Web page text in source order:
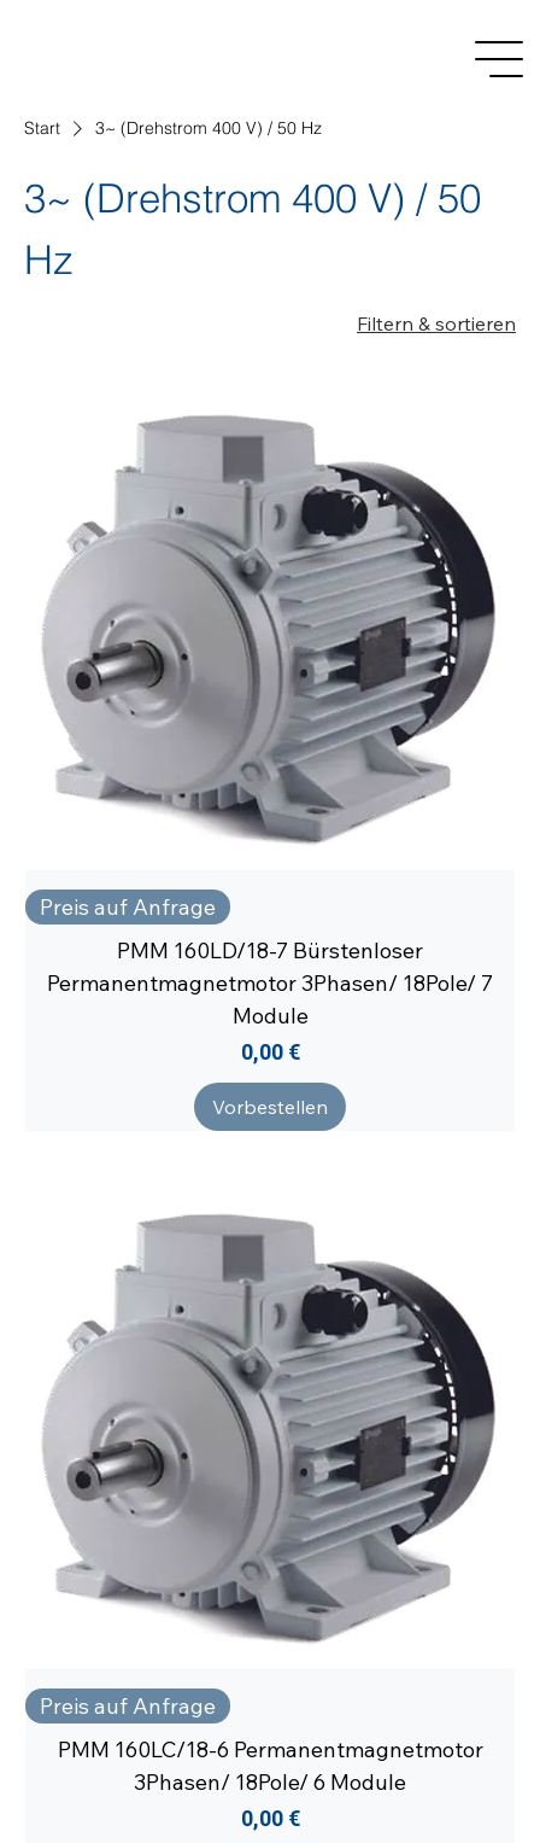
Start 3~ (Drehstrom 400 V) / 50 Hz
3~ (Drehstrom 400 V) / 50
Hz
Filtern & sortieren
Preis auf Anfrage
PMM 160LD/18-7 Bürstenloser
Permanentmagnetmotor 3Phasen/ 18Pole/ 7
Module
Preis
0,00 €
Vorbestellen
Preis auf Anfrage
PMM 160LC/18-6 Permanentmagnetmotor
3Phasen/ 18Pole/ 6 Module
Preis
0,00 €